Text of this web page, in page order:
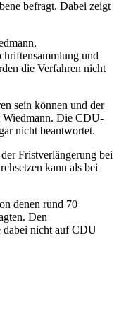
befragt. Dabei zeigt
und
die Verfahren nicht
sein können und der
Wiedmann. Die CDU-
nicht beantwortet.
Fristverlängerung bei
kann als bei
denen rund 70
Den
dabei nicht auf CDU